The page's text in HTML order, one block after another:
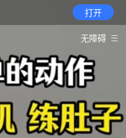
打开
无障碍